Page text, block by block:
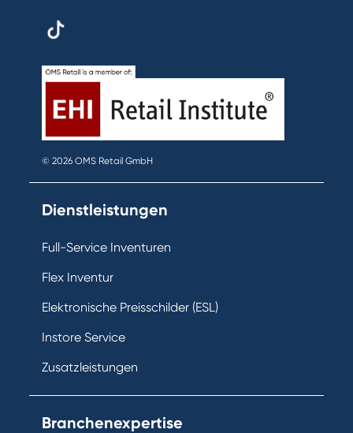
© 2026 OMS Retail GmbH
Dienstleistungen
Full-Service Inventuren
Flex Inventur
Elektronische Preisschilder (ESL)
Instore Service
Zusatzleistungen
Branchenexpertise